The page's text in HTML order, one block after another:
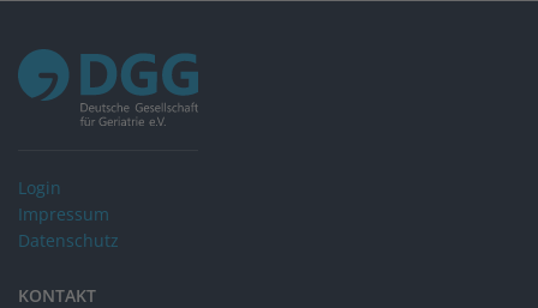
Login
Impressum
Datenschutz
KONTAKT